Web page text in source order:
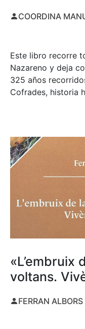
COORDINA
Este libro recorre
Nazareno y deja
325 años
Cofrades, historia
«L’embruix
voltans.
FERRAN